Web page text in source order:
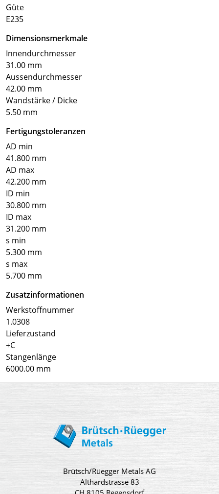
Güte
E235
Dimensionsmerkmale
Innendurchmesser
31.00 mm
Aussendurchmesser
42.00 mm
Wandstärke / Dicke
5.50 mm
Fertigungstoleranzen
AD min
41.800 mm
AD max
42.200 mm
ID min
30.800 mm
ID max
31.200 mm
s min
5.300 mm
s max
5.700 mm
Zusatzinformationen
Werkstoffnummer
1.0308
Lieferzustand
+C
Stangenlänge
6000.00 mm
Brütsch/Rüegger Metals AG
Althardstrasse 83